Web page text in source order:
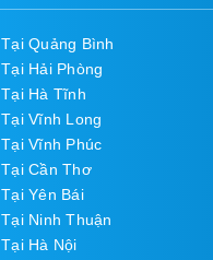
Tại Quảng Bình
Tại Hải Phòng
Tại Hà Tĩnh
Tại Vĩnh Long
Tại Vĩnh Phúc
Tại Cần Thơ
Tại Yên Bái
Tại Ninh Thuận
Tại Hà Nội